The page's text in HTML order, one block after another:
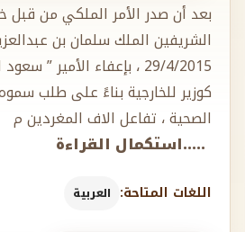
بعد أن صدر الأمر الملكي من قبل
الشريفين الملك سلمان بن
29/4/2015 ، بإعفاء الأمير
كوزير للخارجية بناءً على طلب
الصحية ، تفاعل الاف المغردين م
.....استكمال القراءة
اللغات المتاحة: العربية